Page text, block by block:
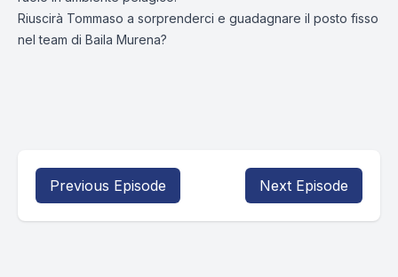
Riuscirà Tommaso a sorprenderci e guadagnare il posto fisso
nel team di Baila Murena?
Previous Episode Next Episode